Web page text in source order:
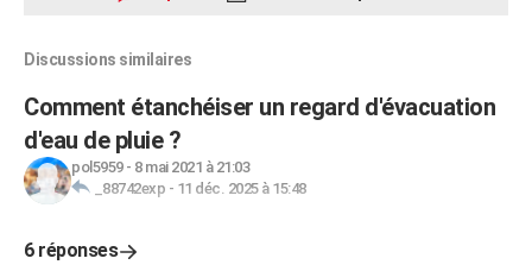
Discussions similaires
Comment étanchéiser un regard d'évacuation
d'eau de pluie ?
pol5959- 8 mai 2021 à 21:03
_88742exp - 11 déc. 2025 à 15:48
6 réponses